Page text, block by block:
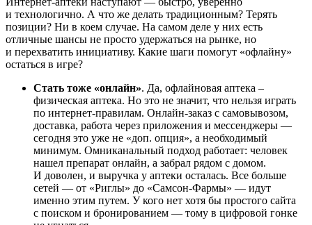
и технологично. А что же делать традиционным? Терять
позиции? Ни в коем случае. На самом деле у них есть
отличные шансы не просто удержаться на рынке, но
и перехватить инициативу. Какие шаги помогут «офлайну»
остаться в игре?
Стать тоже «онлайн». Да, офлайновая аптека –
физическая аптека. Но это не значит, что нельзя играть
по интернет-правилам. Онлайн-заказ с самовывозом,
доставка, работа через приложения и мессенджеры —
сегодня это уже не «доп. опция», а необходимый
минимум. Омниканальный подход работает: человек
нашел препарат онлайн, а забрал рядом с домом.
И доволен, и выручка у аптеки осталась. Все больше
сетей — от «Риглы» до «Самсон-Фармы» — идут
именно этим путем. У кого нет хотя бы простого сайта
с поиском и бронированием — тому в цифровой гонке